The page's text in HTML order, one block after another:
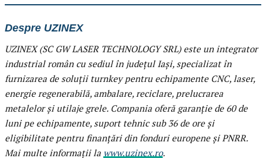
Despre UZINEX
UZINEX (SC GW LASER TECHNOLOGY SRL) este un integrator
industrial român cu sediul în județul Iași, specializat în
furnizarea de soluții turnkey pentru echipamente CNC, laser,
energie regenerabilă, ambalare, reciclare, prelucrarea
metalelor și utilaje grele. Compania oferă garanție de 60 de
luni pe echipamente, suport tehnic sub 36 de ore și
eligibilitate pentru finanțări din fonduri europene și PNRR.
Mai multe informații la www.uzinex.ro.